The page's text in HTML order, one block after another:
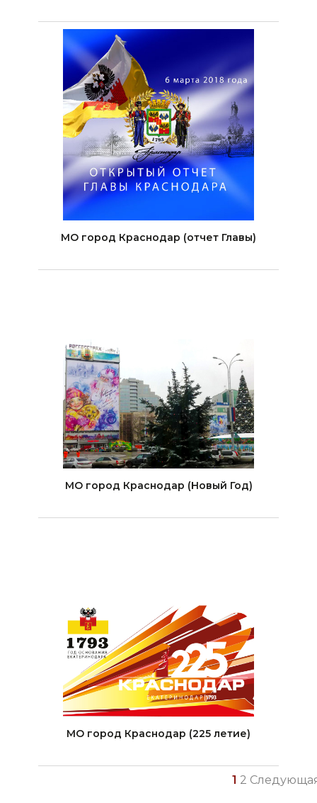
МО город Краснодар (отчет Главы)
МО город Краснодар (Новый Год)
МО город Краснодар (225 летие)
1 2